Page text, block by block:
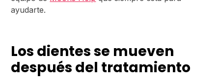
ayudarte.
Los dientes se mueven
después del tratamiento